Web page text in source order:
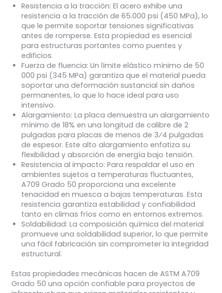
Resistencia a la tracción: El acero exhibe una
resistencia a la tracción de 65.000 psi (450 MPa), lo
que le permite soportar tensiones significativas
antes de romperse. Esta propiedad es esencial
para estructuras portantes como puentes y
edificios.
Fuerza de fluencia: Un límite elástico mínimo de 50
000 psi (345 MPa) garantiza que el material pueda
soportar una deformación sustancial sin daños
permanentes, lo que lo hace ideal para uso
intensivo.
Alargamiento: La placa demuestra un alargamiento
mínimo de 18% en una longitud de calibre de 2
pulgadas para placas de menos de 3⁄4 pulgadas
de espesor. Este alto alargamiento enfatiza su
flexibilidad y absorción de energía bajo tensión.
Resistencia al impacto: Para respaldar el uso en
ambientes sujetos a temperaturas fluctuantes,
A709 Grado 50 proporciona una excelente
tenacidad en muesca a bajas temperaturas. Esta
resistencia garantiza estabilidad y confiabilidad
tanto en climas fríos como en entornos extremos.
Soldabilidad: La composición química del material
promueve una soldabilidad superior, lo que permite
una fácil fabricación sin comprometer la integridad
estructural.
Estas propiedades mecánicas hacen de ASTM A709
Grado 50 una opción confiable para proyectos de